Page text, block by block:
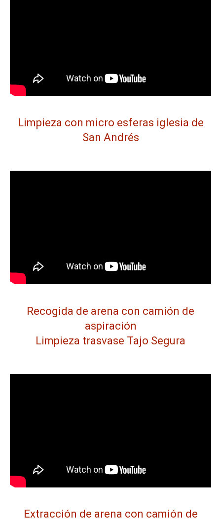
Limpieza con micro esferas iglesia de
San Andrés
Recogida de arena con camión de
aspiración
Limpieza trasvase Tajo Segura
Extracción de arena con camión de